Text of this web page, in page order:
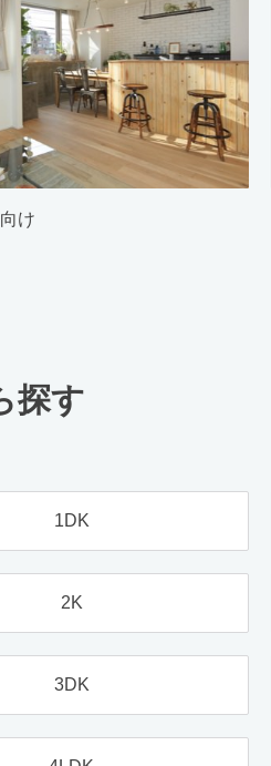
け
探す
1DK
2K
3DK